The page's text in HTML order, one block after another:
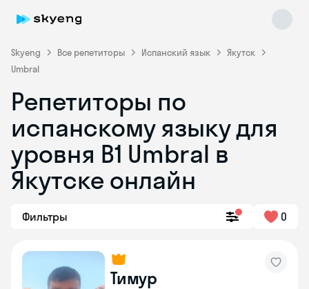
Skyeng Все репетиторы Испанский язык
Якутск
Umbral
Репетиторы по
испанскому языку для
уровня В1 Umbral в
Якутске онлайн
Фильтры 0
Тимур
Skyeng Chat
online